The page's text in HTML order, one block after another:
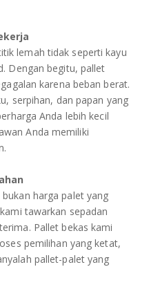
lemah tidak seperti kayu
Dengan begitu, pallet
karena beban berat.
serpihan, dan papan yang
Anda lebih kecil
Anda memiliki
harga palet yang
tawarkan sepadan
Pallet bekas kami
pemilihan yang ketat,
pallet-palet yang